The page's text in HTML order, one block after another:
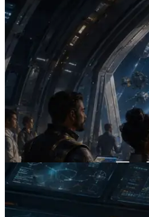
2026.07.04
ERPC ra mắt Solana
Mở ra thời đại AI
cầu cho API cần dùng
Đọc bài viết này